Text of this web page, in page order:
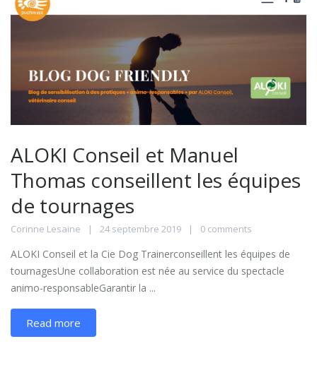
ALOKI Conseil et Manuel
Thomas conseillent les équipes
de tournages
Corinne Lesaine 24 septembre 2019 0 comments
ALOKI Conseil et la Cie Dog Trainerconseillent les équipes de
tournagesUne collaboration est née au service du spectacle
animo-responsableGarantir la ...
Read more